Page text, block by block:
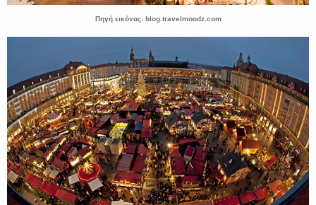
Πηγή εικόνας: blog.travelmoodz.com